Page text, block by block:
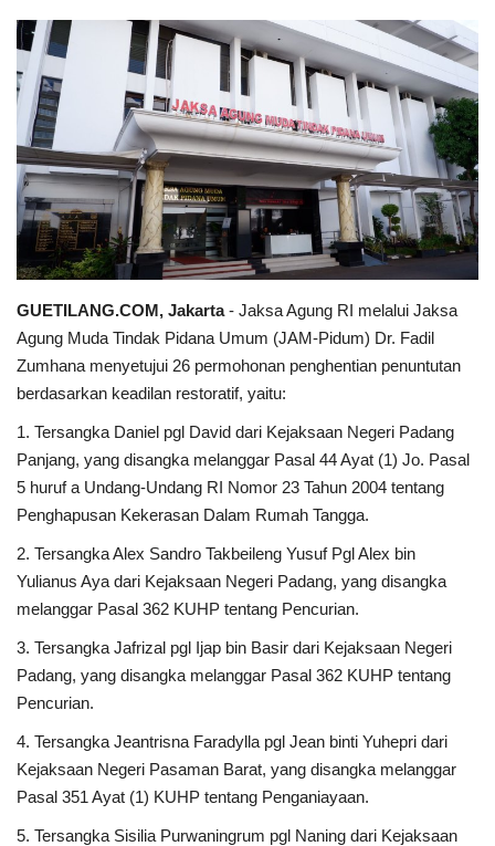
Keamanan
Kejahatan
Cybers Event
UMKM & Ekonomi Kreatif
Pekerja Migran Indonesia
Ekonomi
Pendidikan
Informasi Journalism
Olahraga
Kesehatan
Layanan Publik
Perempuan/Anak
GUETILANG.COM, Jakarta- Jaksa Agung RI melalui Jaksa
Agung Muda Tindak Pidana Umum (JAM-Pidum) Dr. Fadil
Zumhana menyetujui 26 permohonan penghentian penuntutan
berdasarkan keadilan restoratif, yaitu:
1. Tersangka Daniel pgl David dari Kejaksaan Negeri Padang
Panjang, yang disangka melanggar Pasal 44 Ayat (1) Jo. Pasal
5 huruf a Undang-Undang RI Nomor 23 Tahun 2004 tentang
Penghapusan Kekerasan Dalam Rumah Tangga.
2. Tersangka Alex Sandro Takbeileng Yusuf Pgl Alex bin
Yulianus Aya dari Kejaksaan Negeri Padang, yang disangka
melanggar Pasal 362 KUHP tentang Pencurian.
3. Tersangka Jafrizal pgl Ijap bin Basir dari Kejaksaan Negeri
Padang, yang disangka melanggar Pasal 362 KUHP tentang
Pencurian.
4. Tersangka Jeantrisna Faradylla pgl Jean binti Yuhepri dari
Kejaksaan Negeri Pasaman Barat, yang disangka melanggar
Pasal 351 Ayat (1) KUHP tentang Penganiayaan.
5. Tersangka Sisilia Purwaningrum pgl Naning dari Kejaksaan